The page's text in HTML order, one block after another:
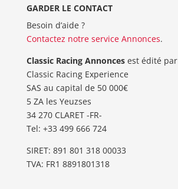
GARDER LE CONTACT
Besoin d’aide ?
Contactez notre service Annonces.
Classic Racing Annoncesest édité par
Classic Racing Experience
SAS au capital de 50 000€
5 ZA les Yeuzses
34 270 CLARET -FR-
Tel: ‭+33 499 666 724‬
SIRET: 891 801 318 00033
TVA: FR1 8891801318